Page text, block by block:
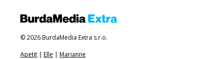
© 2026 BurdaMedia Extra s.r.o.
Apetit | Elle | Marianne